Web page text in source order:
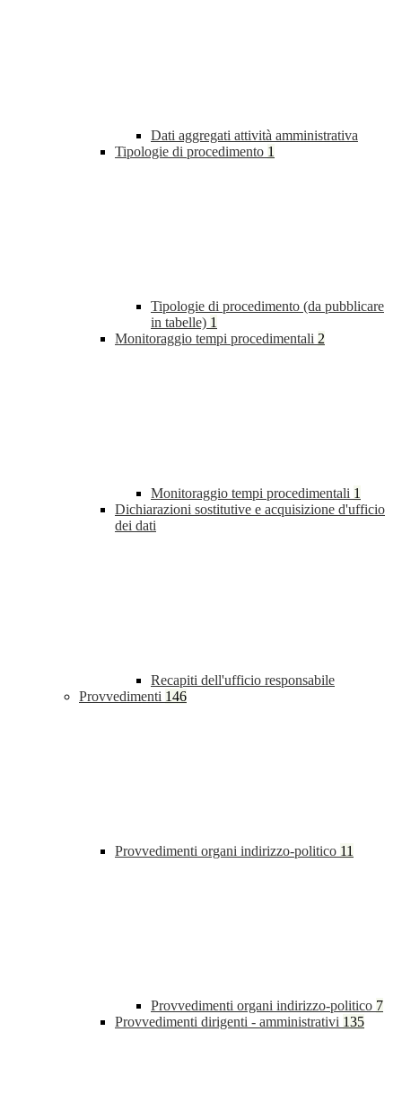
Dati aggregati attività amministrativa
Tipologie di procedimento 1
Tipologie di procedimento (da pubblicare
in tabelle) 1
Monitoraggio tempi procedimentali 2
Monitoraggio tempi procedimentali 1
Dichiarazioni sostitutive e acquisizione d'ufficio
dei dati
Recapiti dell'ufficio responsabile
Provvedimenti 146
Provvedimenti organi indirizzo-politico 11
Provvedimenti organi indirizzo-politico 7
Provvedimenti dirigenti - amministrativi 135